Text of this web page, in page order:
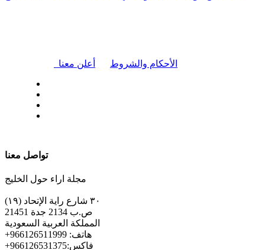
أعلن معنا الأحكام والشروط
تواصل معنا
مجلة اراء حول الخليج
٣٠ شارع راية الإتحاد (١٩)
ص.ب 2134 جدة 21451
المملكة العربية السعودية
+هاتف: 966126511999
+فاكس:966126531375